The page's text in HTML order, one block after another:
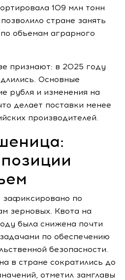
109 млн тонн
стране занять
объемам аграрного
признают: в 2025 году
Основные
рубля и изменения на
делает поставки менее
производителей.
по
зерновых. Квота на
была снижена почти
по обеспечению
безопасности.
в стране сократились до
отметил замглавы